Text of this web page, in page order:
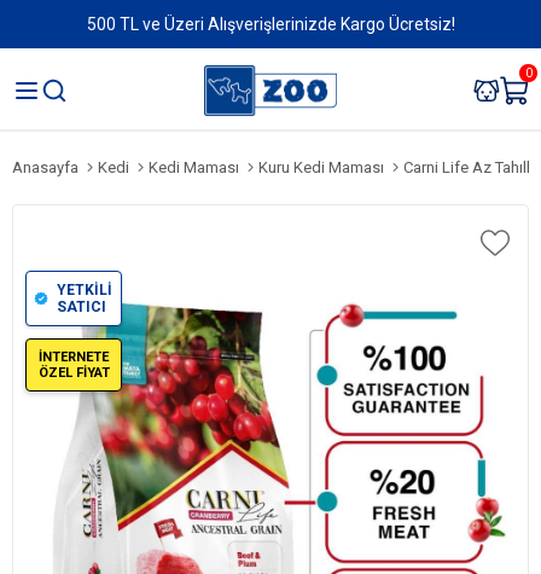
500 TL ve Üzeri Alışverişlerinizde Kargo Ücretsiz!
0
Anasayfa Kedi Kedi Maması Kuru Kedi Maması Carni Life Az Tahıllı
YETKİLİ
SATICI
İNTERNETE
ÖZEL FİYAT